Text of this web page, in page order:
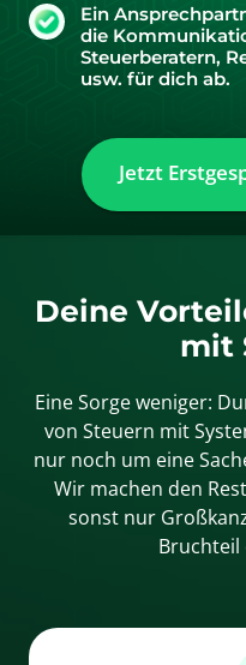
Ein
die
Steuerberatern,
usw. für dich ab.
Jetzt
Deine
mit
Eine Sorge weniger:
von Steuern mit
nur noch um eine
Wir machen den
sonst nur
Bruchteil